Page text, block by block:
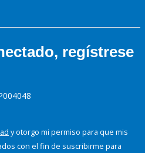
regístrese
y otorgo mi permiso para que mis
con el fin de suscribirme para